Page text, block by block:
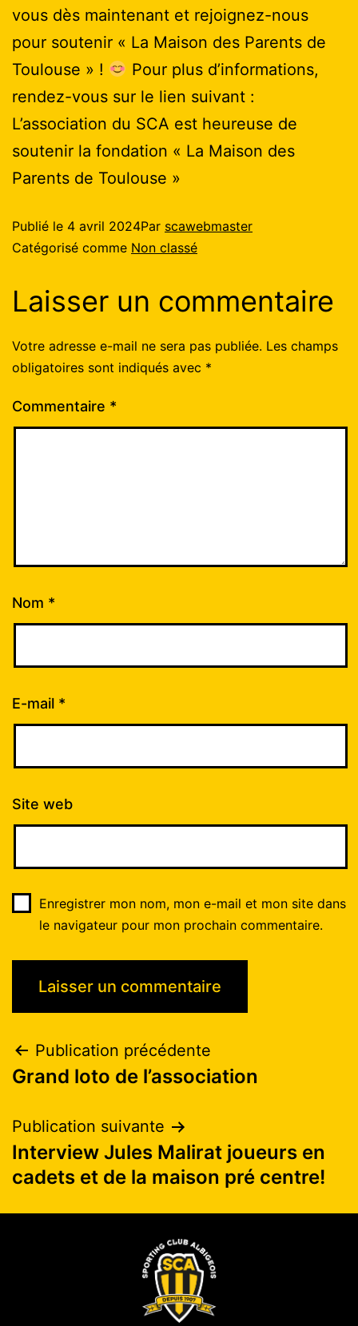
vous dès maintenant et rejoignez-nous
pour soutenir « La Maison des Parents de
Toulouse » !
Pour plus d’informations,
rendez-vous sur le lien suivant :
L’association du SCA est heureuse de
soutenir la fondation « La Maison des
Parents de Toulouse »
Publié le 4 avril 2024Par scawebmaster
Catégorisé comme Non classé
Laisser un commentaire
Votre adresse e-mail ne sera pas publiée. Les champs
obligatoires sont indiqués avec *
Commentaire *
Nom *
E-mail *
Site web
Enregistrer mon nom, mon e-mail et mon site dans
le navigateur pour mon prochain commentaire.
Publication précédente
Grand loto de l’association
Publication suivante
Interview Jules Malirat joueurs en
cadets et de la maison pré centre!